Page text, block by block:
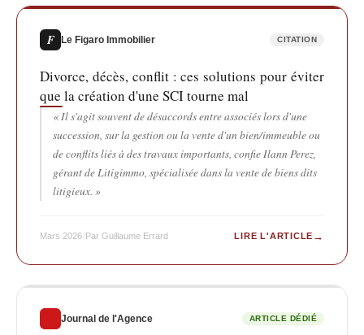
F Le Figaro Immobilier CITATION
Divorce, décès, conflit : ces solutions pour éviter
que la création d'une SCI tourne mal
« Il s'agit souvent de désaccords entre associés lors d'une
succession, sur la gestion ou la vente d'un bien/immeuble ou
de conflits liés à des travaux importants, confie Ilann Perez,
gérant de Litigimmo, spécialisée dans la vente de biens dits
litigieux. »
Mars 2026· Par Guillaume Errard LIRE L'ARTICLE →
Journal de l'Agence ARTICLE DÉDIÉ